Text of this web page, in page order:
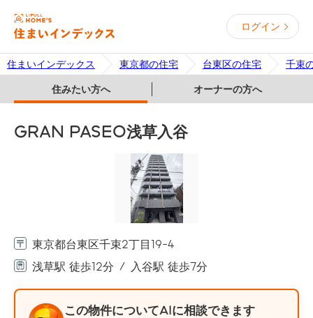
ログイン
住まいインデックス 東京都の住宅 台東区の住宅 千束
住みたい方へ オーナーの方へ
GRAN PASEO浅草入谷
東京都台東区千束2丁目19-4
浅草駅 徒歩12分
入谷駅 徒歩7分
この物件についてAIに相談できます